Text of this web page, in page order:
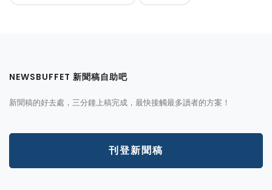
NEWSBUFFET 新聞稿自助吧
新聞稿的好去處，三分鐘上稿完成，最快接觸最多讀者的方案！
刊登新聞稿